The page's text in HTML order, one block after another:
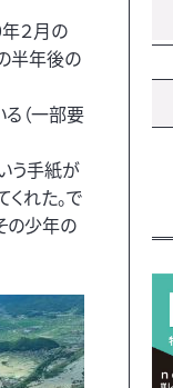
２月の
半年後の
（一部要
う手紙が
れた。で
の少年の